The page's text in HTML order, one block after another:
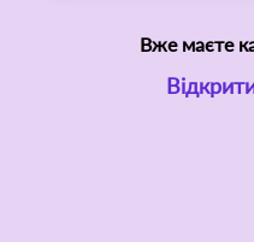
Вже маєте